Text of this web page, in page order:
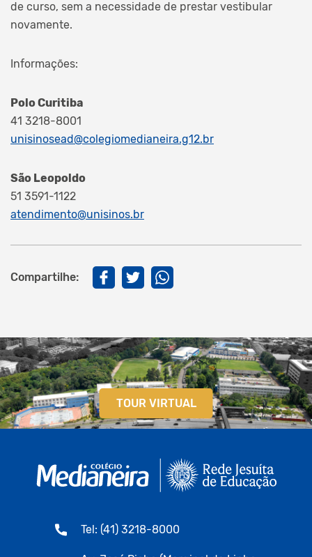
de curso, sem a necessidade de prestar vestibular
novamente.
Informações:
Polo Curitiba
41 3218-8001
unisinosead@colegiomedianeira.g12.br
São Leopoldo
51 3591-1122
atendimento@unisinos.br
Compartilhe:
TOUR VIRTUAL
Tel: (41) 3218-8000